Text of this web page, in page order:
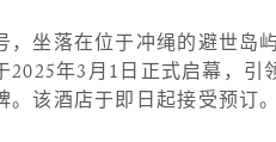
坐落在位于冲绳的避世岛
年3月1日正式启幕，引
该酒店于即日起接受预订。